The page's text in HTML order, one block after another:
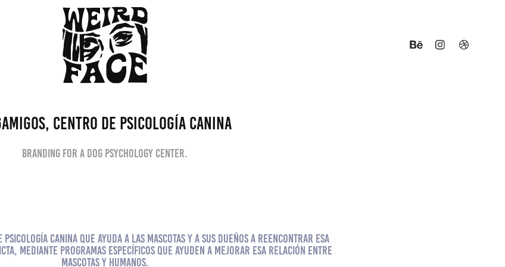
Centro de Psicología Canina
Branding for a Dog Psychology Center.
Canina que ayuda a las mascotas y a sus dueños a reencontrar esa
mediante programas específicos que ayuden a mejorar esa relación entre
mascotas y humanos.